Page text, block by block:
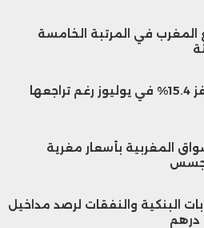
المغرب في المرتبة الخامسة
واردات الغاز المغربية تقفز 15.4% في يوليوز رغم تراجعها
المغربية بأسعار مغرية
تجسس
البنكية والنفقات لرصد مداخيل